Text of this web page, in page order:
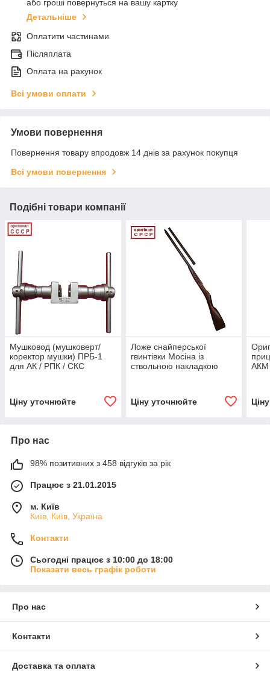
або гроші повернуться на вашу картку
Детальніше
Оплатити частинами
Післяплата
Оплата на рахунок
Всі умови оплати
Умови повернення
Повернення товару впродовж 14 днів за рахунок покупця
Всі умови повернення
Подібні товари компанії
Мушковод (мушковерт/
коректор мушки) ПРБ-1
для АК / РПК / СКС
Ціну уточнюйте
Ложе снайперської
гвинтівки Мосіна із
ствольною накладкою
Ціну уточнюйте
АКМ
Про нас
98% позитивних з 458 відгуків за рік
Працює з 21.01.2015
м. Київ
Київ, Київ, Україна
Контакти
Сьогодні працює з 10:00 до 18:00
Показати весь графік роботи
Про нас
Контакти
Доставка та оплата